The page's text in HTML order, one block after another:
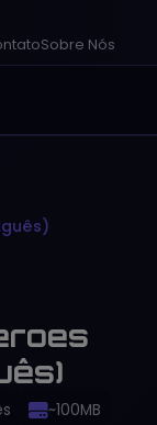
Sobre Nós
~100MB